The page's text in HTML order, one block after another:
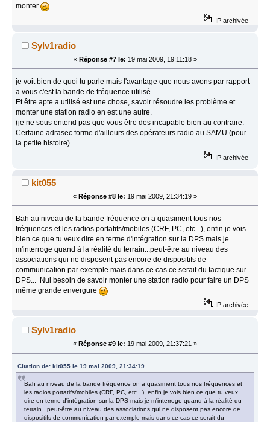
monter
IP archivée
Sylv1radio
« Réponse #7 le: 19 mai 2009, 19:11:18 »
je voit bien de quoi tu parle mais l'avantage que nous avons par rapport
a vous c'est la bande de fréquence utilisé.
Et être apte a utilisé est une chose, savoir résoudre les problème et
monter une station radio en est une autre.
(je ne sous entend pas que vous être des incapable bien au contraire.
Certaine adrasec forme d'ailleurs des opérateurs radio au SAMU (pour
la petite histoire)
IP archivée
kit055
« Réponse #8 le: 19 mai 2009, 21:34:19 »
Bah au niveau de la bande fréquence on a quasiment tous nos
fréquences et les radios portatifs/mobiles (CRF, PC, etc...), enfin je vois
bien ce que tu veux dire en terme d'intégration sur la DPS mais je
m'interroge quand à la réalité du terrain...peut-être au niveau des
associations qui ne disposent pas encore de dispositifs de
communication par exemple mais dans ce cas ce serait du tactique sur
DPS... Nul besoin de savoir monter une station radio pour faire un DPS
même grande envergure
IP archivée
Sylv1radio
« Réponse #9 le: 19 mai 2009, 21:37:21 »
Citation de: kit055 le 19 mai 2009, 21:34:19
Bah au niveau de la bande fréquence on a quasiment tous nos fréquences et
les radios portatifs/mobiles (CRF, PC, etc...), enfin je vois bien ce que tu veux
dire en terme d'intégration sur la DPS mais je m'interroge quand à la réalité du
terrain...peut-être au niveau des associations qui ne disposent pas encore de
dispositifs de communication par exemple mais dans ce cas ce serait du